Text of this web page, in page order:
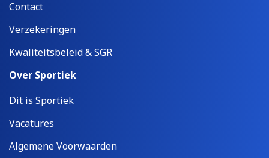
Contact
Verzekeringen
Kwaliteitsbeleid & SGR
Over Sportiek
Dit is Sportiek
Vacatures
Algemene Voorwaarden